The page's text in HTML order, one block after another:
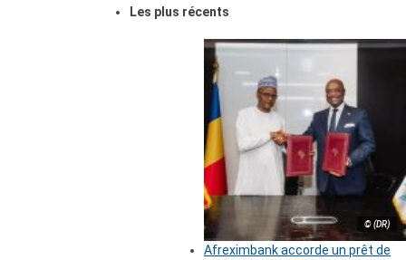
Les plus récents
© (DR)
Afreximbank accorde un prêt de